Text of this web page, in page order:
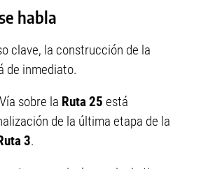
habla
clave, la construcción de la
de inmediato.
sobre la Ruta 25 está
de la última etapa de la
3.